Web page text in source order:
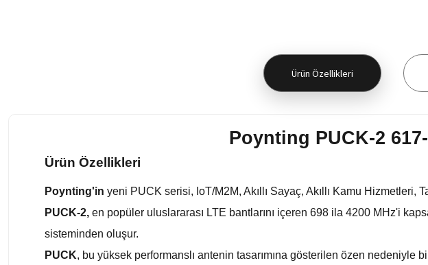
Ürün Özellikleri
Poynting PUCK-2
Ürün Özellikleri
Poynting'in yeni PUCK serisi, IoT/M2M, Akıllı Sayaç, Akıllı Kamu Hizmetleri,
PUCK-2, en popüler uluslararası LTE bantlarını içeren 698 ila 4200 MHz'i
sisteminden oluşur.
PUCK, bu yüksek performanslı antenin tasarımına gösterilen özen nedeniyle